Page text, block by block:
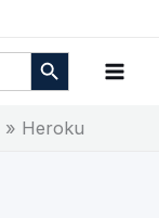
Botón de búsqueda
Heroku